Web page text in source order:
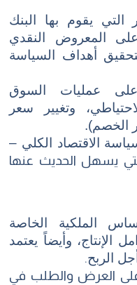
التي يقوم بها البنك
المعروض النقدي
أهداف السياسة
على عمليات السوق
وتغيير سعر
الخصم).
الاقتصاد الكلي –
يسهل الحديث عنها
الملكية الخاصة
وأيضاً يعتمد
الربح.
على العرض والطلب في